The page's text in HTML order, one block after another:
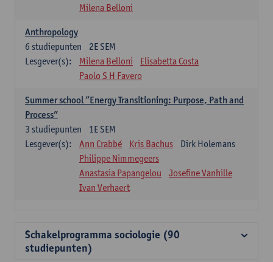
Milena Belloni
Anthropology
2E SEM
6 studiepunten
Lesgever(s):
Milena Belloni
Elisabetta Costa
Paolo S H Favero
Summer school “Energy Transitioning: Purpose, Path and
Process”
1E SEM
3 studiepunten
Lesgever(s):
Ann Crabbé Kris Bachus
Dirk Holemans
Philippe Nimmegeers
Anastasia Papangelou
Josefine Vanhille
Ivan Verhaert
Schakelprogramma sociologie (90
studiepunten)